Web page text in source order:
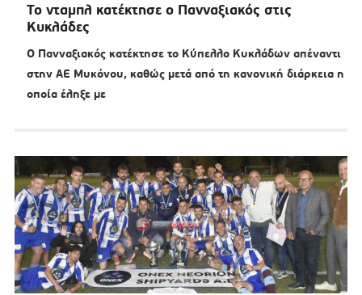
Το νταμπλ κατέκτησε ο Πανναξιακός στις
Κυκλάδες
Ο Πανναξιακός κατέκτησε το Κύπελλο Κυκλάδων απέναντι
στην ΑΕ Μυκόνου, καθώς μετά από τη κανονική διάρκεια η
οποία έληξε με